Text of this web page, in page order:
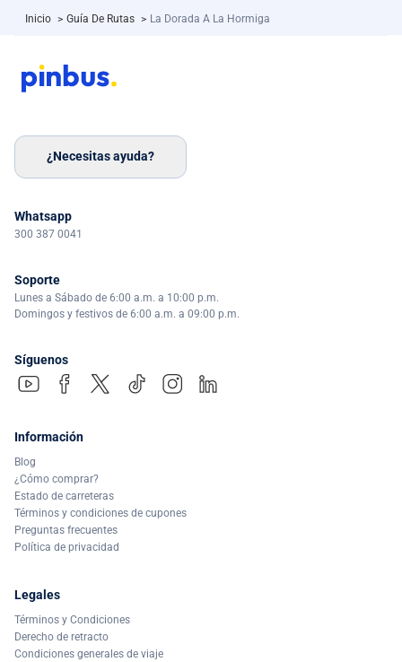
Inicio > Guía De Rutas > La Dorada A La Hormiga
¿Necesitas ayuda?
Whatsapp
300 387 0041
Soporte
Lunes a Sábado de 6:00 a.m. a 10:00 p.m.
Domingos y festivos de 6:00 a.m. a 09:00 p.m.
Síguenos
Información
Blog
¿Cómo comprar?
Estado de carreteras
Términos y condiciones de cupones
Preguntas frecuentes
Política de privacidad
Legales
Términos y Condiciones
Derecho de retracto
Condiciones generales de viaje